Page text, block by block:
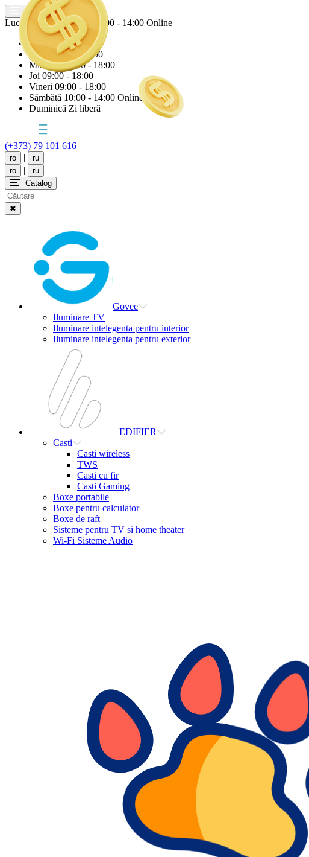
Lucrăm astăziSâmbătă
10:00 - 14:00 Online
Luni
09:00 - 18:00
Marți
09:00 - 18:00
Miercuri09:00 - 18:00
Joi 09:00 - 18:00
Vineri 09:00 - 18:00
Sâmbătă 10:00 - 14:00 Online
Duminică Zi liberă
(+373) 79 101 616
ro |
ru
ro
|
ru
Catalog
✖
Govee
Iluminare TV
Iluminare intelegenta pentru interior
Iluminare intelegenta pentru exterior
EDIFIER
Casti
Casti wireless
TWS
Casti cu fir
Casti Gaming
Boxe portabile
Boxe pentru calculator
Boxe de raft
Sisteme pentru TV si home theater
Wi-Fi Sisteme Audio